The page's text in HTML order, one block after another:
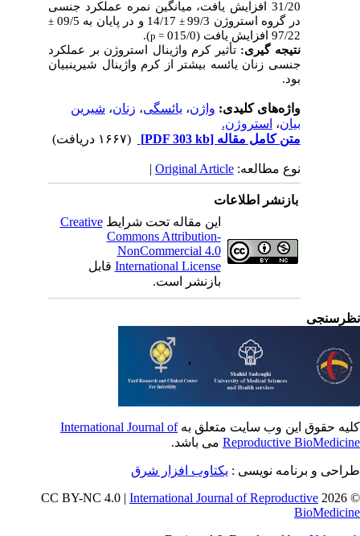
31/20 افزایش یافت، میانگین نمره عملکرد جنسی
در گروه استروژن 99/3
± 14/17 و در پایان به 09/5 ±
97/22 افزایش یافت (015/0 =
p
).
نتیجه ­گیری: تأثیر کرم واژینال استروژن بر عملکرد
جنسی زنان یائسه بیشتر از کرم واژینال شیرین­بیان
بود.
واژه‌های کلیدی:واژن ،یائسگی،زنان،شیرین
بیان،استروژن.
متن کامل مقاله[PDF 303 kb]
نوع مطالعه:Original Article
|
بازنشر اطلاعات
این مقاله تحت شرایطCreative
Commons Attribution-
NonCommercial 4.0
International Licenseقابل
بازنشر است.
حقوق این وب سایت متعلق بهInternational Journal of
Reproductiveمی باشد.
و برنامه نویسی : یکتاوب افزار شرق
©
International Journal of Reproductive